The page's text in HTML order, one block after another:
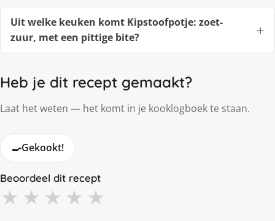
Uit welke keuken komt Kipstoofpotje: zoet-
zuur, met een pittige bite?
Heb je dit recept gemaakt?
Laat het weten — het komt in je kooklogboek te staan.
🍳Gekookt!
Beoordeel dit recept
★ ★ ★ ★ ★